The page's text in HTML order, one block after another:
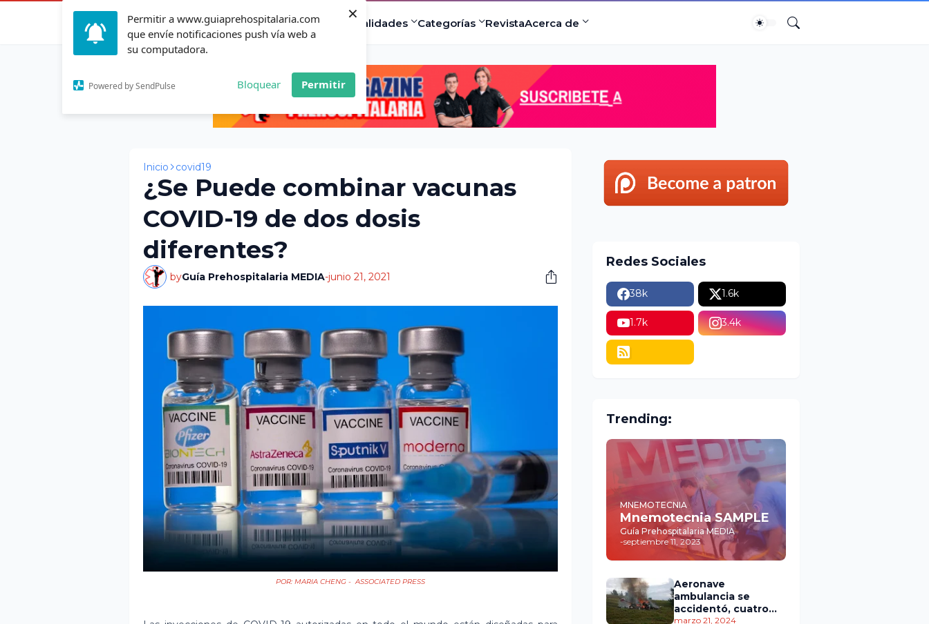
Permitir a www.guiaprehospitalaria.com
que envíe notificaciones push vía web a
su computadora.
Powered by SendPulse Bloquear Permitir
×
InicioActualidad Especialidades Categorías RevistaAcerca de
Inicio covid19
¿Se Puede combinar vacunas
COVID-19 de dos dosis
diferentes?
byGuía Prehospitalaria MEDIA-junio 21, 2021
POR: MARIA CHENG - ASSOCIATED PRESS
Redes Sociales
38k 1.6k
1.7k 3.4k
Trending:
MNEMOTECNIA
Mnemotecnia SAMPLE
Guía Prehospitalaria MEDIA
-septiembre 11, 2023
Aeronave
ambulancia se
accidentó, cuatro
personas murieron
marzo 21, 2024